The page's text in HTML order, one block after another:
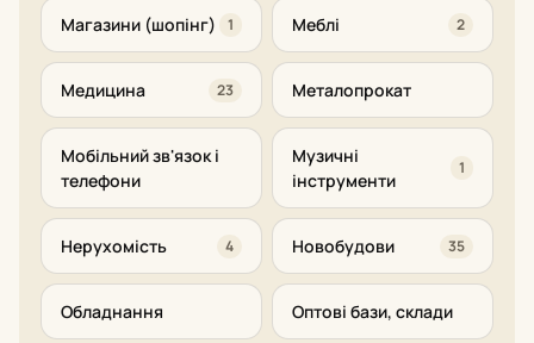
Магазини (шопінг) 1 Меблі 2
Медицина 23 Металопрокат
Мобільний зв'язок і
телефони
Музичні
інструменти
1
Нерухомість 4 Новобудови 35
Обладнання Оптові бази, склади